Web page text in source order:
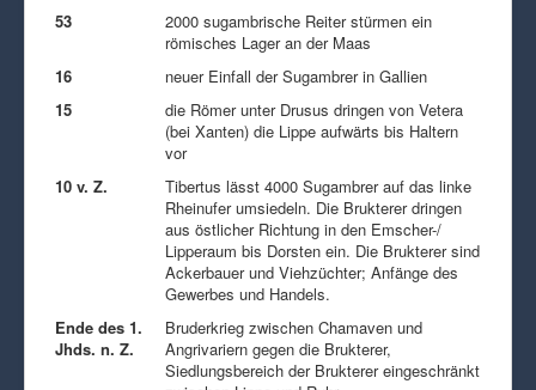
53
2000 sugambrische Reiter stürmen ein
römisches Lager an der Maas
16
neuer Einfall der Sugambrer in Gallien
15
die Römer unter Drusus dringen von Vetera
(bei Xanten) die Lippe aufwärts bis Haltern
vor
10 v. Z.
Tibertus lässt 4000 Sugambrer auf das linke
Rheinufer umsiedeln. Die Brukterer dringen
aus östlicher Richtung in den Emscher-/
Lipperaum bis Dorsten ein. Die Brukterer sind
Ackerbauer und Viehzüchter; Anfänge des
Gewerbes und Handels.
Ende des 1.
Jhds. n. Z.
Bruderkrieg zwischen Chamaven und
Angrivariern gegen die Brukterer,
Siedlungsbereich der Brukterer eingeschränkt